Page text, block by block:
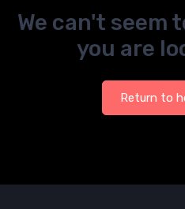
We can't seem
you are
Return to